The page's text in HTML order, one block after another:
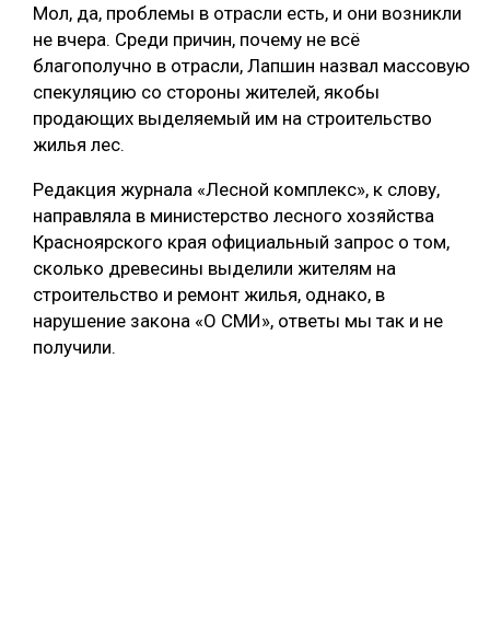
Мол, да, проблемы в отрасли есть, и они возникли
не вчера. Среди причин, почему не всё
благополучно в отрасли, Лапшин назвал массовую
спекуляцию со стороны жителей, якобы
продающих выделяемый им на строительство
жилья лес.
Редакция журнала «Лесной комплекс», к слову,
направляла в министерство лесного хозяйства
Красноярского края официальный запрос о том,
сколько древесины выделили жителям на
строительство и ремонт жилья, однако, в
нарушение закона «О СМИ», ответы мы так и не
получили.